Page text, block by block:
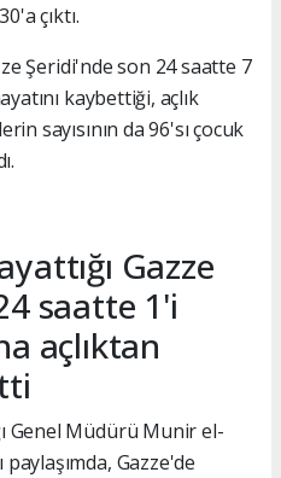
çıktı.
Şeridi'nde son 24 saatte 7
kaybettiği, açlık
sayısının da 96'sı çocuk
Gazze
saatte 1'i
açlıktan
Genel Müdürü Munir el-
paylaşımda, Gazze'de